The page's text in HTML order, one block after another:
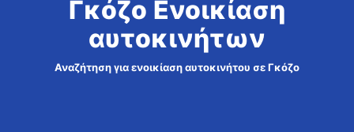
Γκόζο Ενοικίαση
αυτοκινήτων
Αναζήτηση για ενοικίαση αυτοκινήτου σε Γκόζο